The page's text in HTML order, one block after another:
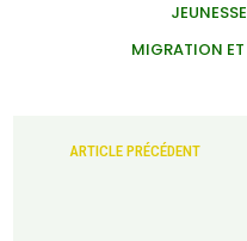
MIGRATION ET
ARTICLE PRÉCÉDENT